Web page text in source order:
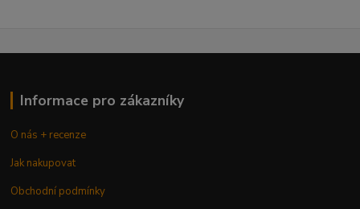
Informace pro zákazníky
O nás + recenze
Jak nakupovat
Obchodní podmínky